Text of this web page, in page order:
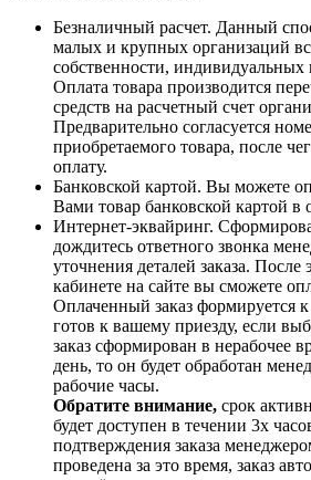
Безналичный расчет. Данный
малых и крупных организаций
собственности, индивидуальных
Оплата товара производится
средств на расчетный счет
Предварительно согласуется
приобретаемого товара, после
оплату.
Банковской картой. Вы можете
Вами товар банковской картой в
Интернет-эквайринг.
дождитесь ответного звонка
уточнения деталей заказа. После
кабинете на сайте вы сможете
Оплаченный заказ формируется к
готов к вашему приезду, если
заказ сформирован в нерабочее
день, то он будет обработан
рабочие часы.
Обратите внимание, срок
будет доступен в течении 3х
подтверждения заказа
проведена за это время, заказ